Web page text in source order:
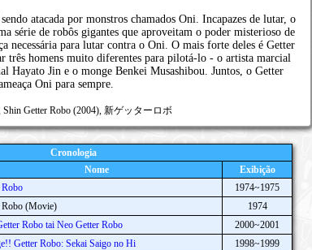
atacada por monstros chamados Oni. Incapazes de lutar, o
série de robôs gigantes que aproveitam o poder misterioso de
necessária para lutar contra o Oni. O mais forte deles é Getter
três homens muito diferentes para pilotá-lo - o artista marcial
Hayato Jin e o monge Benkei Musashibou. Juntos, o Getter
Oni para sempre.
Shin Getter Robo (2004), 新ゲッターロボ
Cronologia
Nome Exibição
Robo
1974~1975
Robo (Movie)
1974
Robo tai Neo Getter Robo
2000~2001
Getter Robo: Sekai Saigo no Hi
1998~1999